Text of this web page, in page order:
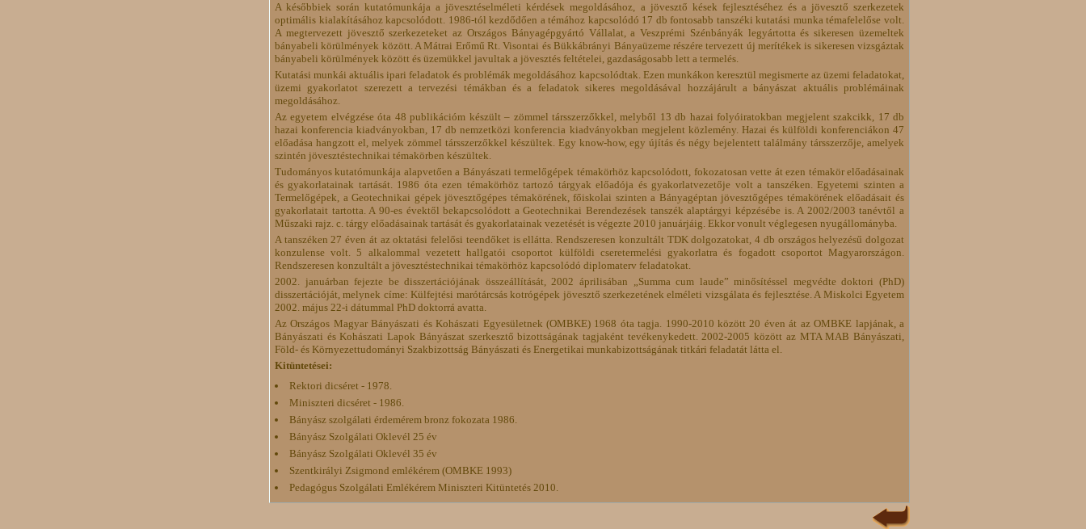
A későbbiek során kutatómunkája a jövesztéselméleti kérdések megoldásához, a jövesztő kések fejlesztéséhez és a jövesztő szerkezetek
optimális kialakításához kapcsolódott. 1986-tól kezdődően a témához kapcsolódó 17 db fontosabb tanszéki kutatási munka témafelelőse volt.
A megtervezett jövesztő szerkezeteket az Országos Bányagépgyártó Vállalat, a Veszprémi Szénbányák legyártotta és sikeresen üzemeltek
bányabeli körülmények között. A Mátrai Erőmű Rt. Visontai és Bükkábrányi Bányaüzeme részére tervezett új merítékek is sikeresen vizsgáztak
bányabeli körülmények között és üzemükkel javultak a jövesztés feltételei, gazdaságosabb lett a termelés.
Kutatási munkái aktuális ipari feladatok és problémák megoldásához kapcsolódtak. Ezen munkákon keresztül megismerte az üzemi feladatokat,
üzemi gyakorlatot szerezett a tervezési témákban és a feladatok sikeres megoldásával hozzájárult a bányászat aktuális problémáinak
megoldásához.
Az egyetem elvégzése óta 48 publikációm készült – zömmel társszerzőkkel, melyből 13 db hazai folyóiratokban megjelent szakcikk, 17 db
hazai konferencia kiadványokban, 17 db nemzetközi konferencia kiadványokban megjelent közlemény. Hazai és külföldi konferenciákon 47
előadása hangzott el, melyek zömmel társszerzőkkel készültek. Egy know-how, egy újítás és négy bejelentett találmány társszerzője, amelyek
szintén jövesztéstechnikai témakörben készültek.
Tudományos kutatómunkája alapvetően a Bányászati termelőgépek témakörhöz kapcsolódott, fokozatosan vette át ezen témakör előadásainak
és gyakorlatainak tartását. 1986 óta ezen témakörhöz tartozó tárgyak előadója és gyakorlatvezetője volt a tanszéken. Egyetemi szinten a
Termelőgépek, a Geotechnikai gépek jövesztőgépes témakörének, főiskolai szinten a Bányagéptan jövesztőgépes témakörének előadásait és
gyakorlatait tartotta. A 90-es évektől bekapcsolódott a Geotechnikai Berendezések tanszék alaptárgyi képzésébe is. A 2002/2003 tanévtől a
Műszaki rajz. c. tárgy előadásainak tartását és gyakorlatainak vezetését is végezte 2010 januárjáig. Ekkor vonult véglegesen nyugállományba.
A tanszéken 27 éven át az oktatási felelősi teendőket is ellátta. Rendszeresen konzultált TDK dolgozatokat, 4 db országos helyezésű dolgozat
konzulense volt. 5 alkalommal vezetett hallgatói csoportot külföldi cseretermelési gyakorlatra és fogadott csoportot Magyarországon.
Rendszeresen konzultált a jövesztéstechnikai témakörhöz kapcsolódó diplomaterv feladatokat.
2002. januárban fejezte be disszertációjának összeállítását, 2002 áprilisában „Summa cum laude” minősítéssel megvédte doktori (PhD)
disszertációját, melynek címe: Külfejtési marótárcsás kotrógépek jövesztő szerkezetének elméleti vizsgálata és fejlesztése. A Miskolci Egyetem
2002. május 22-i dátummal PhD doktorrá avatta.
Az Országos Magyar Bányászati és Kohászati Egyesületnek (OMBKE) 1968 óta tagja. 1990-2010 között 20 éven át az OMBKE lapjának, a
Bányászati és Kohászati Lapok Bányászat szerkesztő bizottságának tagjaként tevékenykedett. 2002-2005 között az MTA MAB Bányászati,
Föld- és Környezettudományi Szakbizottság Bányászati és Energetikai munkabizottságának titkári feladatát látta el.
Kitüntetései:
Rektori dicséret - 1978.
Miniszteri dicséret - 1986.
Bányász szolgálati érdemérem bronz fokozata 1986.
Bányász Szolgálati Oklevél 25 év
Bányász Szolgálati Oklevél 35 év
Szentkirályi Zsigmond emlékérem (OMBKE 1993)
Pedagógus Szolgálati Emlékérem Miniszteri Kitüntetés 2010.